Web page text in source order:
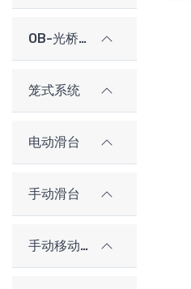
OB-光桥光学架构系统
笼式系统
电动滑台
手动滑台
手动移动平台（老型号）